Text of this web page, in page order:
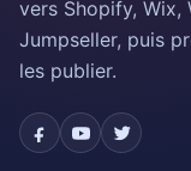
vers Shopify, Wix,
Jumpseller, puis
les publier.